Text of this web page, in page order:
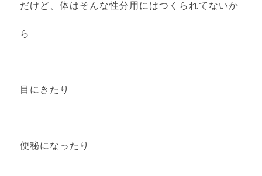
だけど、体はそんな性分用にはつくられてないか
ら
目にきたり
便秘になったり